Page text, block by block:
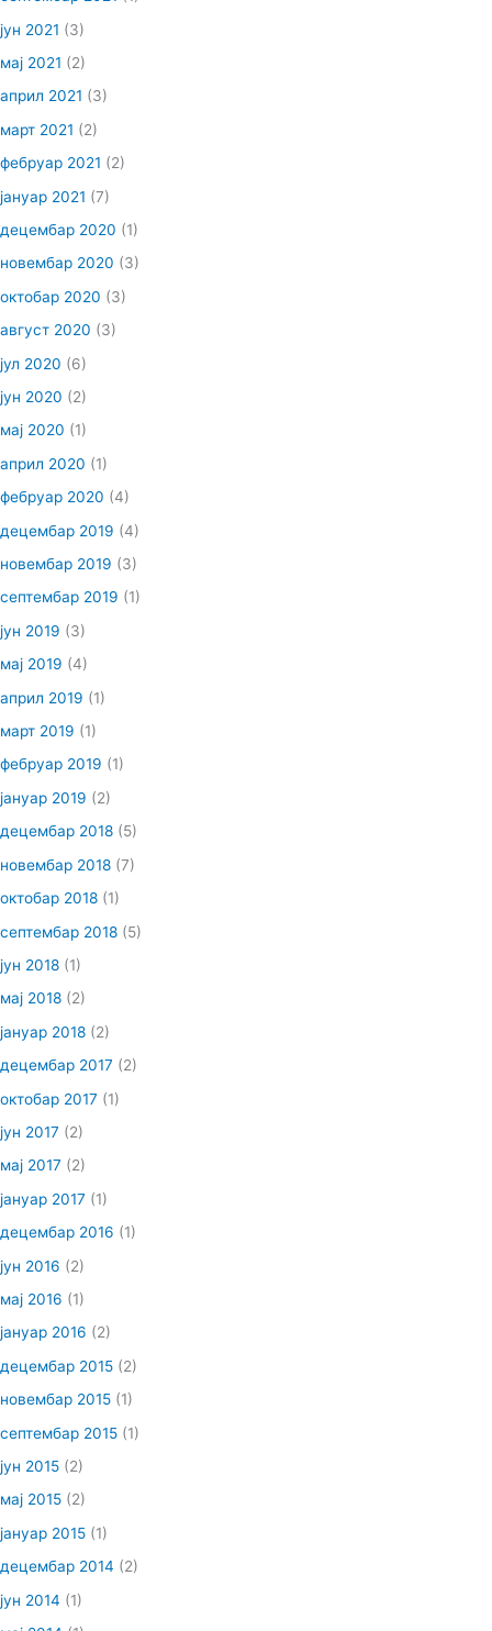
јун 2021 (3)
мај 2021 (2)
април 2021 (3)
март 2021 (2)
фебруар 2021 (2)
јануар 2021 (7)
децембар 2020 (1)
новембар 2020 (3)
октобар 2020 (3)
август 2020 (3)
јул 2020 (6)
јун 2020 (2)
мај 2020 (1)
април 2020 (1)
фебруар 2020 (4)
децембар 2019 (4)
новембар 2019 (3)
септембар 2019 (1)
јун 2019 (3)
мај 2019 (4)
април 2019 (1)
март 2019 (1)
фебруар 2019 (1)
јануар 2019 (2)
децембар 2018 (5)
новембар 2018 (7)
октобар 2018 (1)
септембар 2018 (5)
јун 2018 (1)
мај 2018 (2)
јануар 2018 (2)
децембар 2017 (2)
октобар 2017 (1)
јун 2017 (2)
мај 2017 (2)
јануар 2017 (1)
децембар 2016 (1)
јун 2016 (2)
мај 2016 (1)
јануар 2016 (2)
децембар 2015 (2)
новембар 2015 (1)
септембар 2015 (1)
јун 2015 (2)
мај 2015 (2)
јануар 2015 (1)
децембар 2014 (2)
јун 2014 (1)